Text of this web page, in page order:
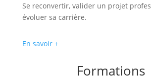
Se reconvertir, valider un projet
évoluer sa carrière.
En savoir +
Formations